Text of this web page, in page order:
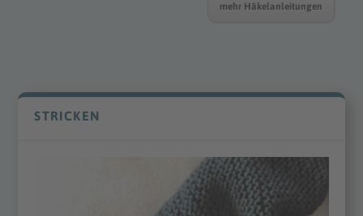
mehr Häkelanleitungen
STRICKEN